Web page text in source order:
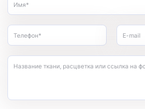
Имя*
Телефон* E-mail
Название ткани, расцветка или ссылка на